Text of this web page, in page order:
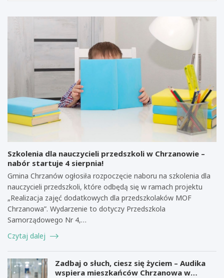
Szkolenia dla nauczycieli przedszkoli w Chrzanowie –
nabór startuje 4 sierpnia!
Gmina Chrzanów ogłosiła rozpoczęcie naboru na szkolenia dla
nauczycieli przedszkoli, które odbędą się w ramach projektu
„Realizacja zajęć dodatkowych dla przedszkolaków MOF
Chrzanowa”. Wydarzenie to dotyczy Przedszkola
Samorządowego Nr 4,…
Czytaj dalej
Zadbaj o słuch, ciesz się życiem – Audika
wspiera mieszkańców Chrzanowa w